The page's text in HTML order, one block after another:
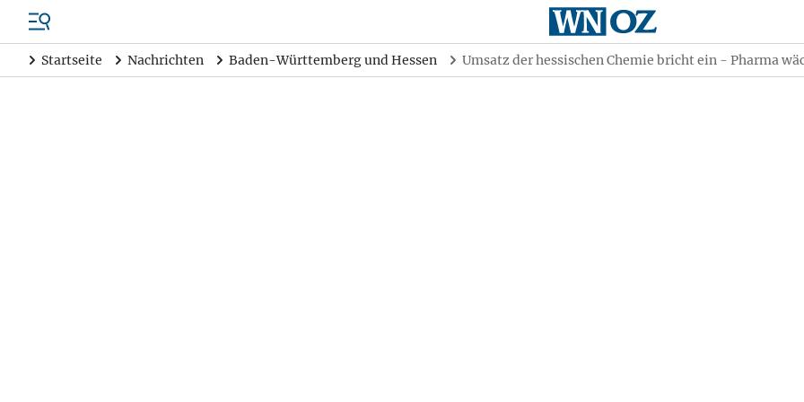
Startseite Nachrichten Baden-Württemberg und Hessen Umsatz der hessischen Chemie bricht ein - Pharma